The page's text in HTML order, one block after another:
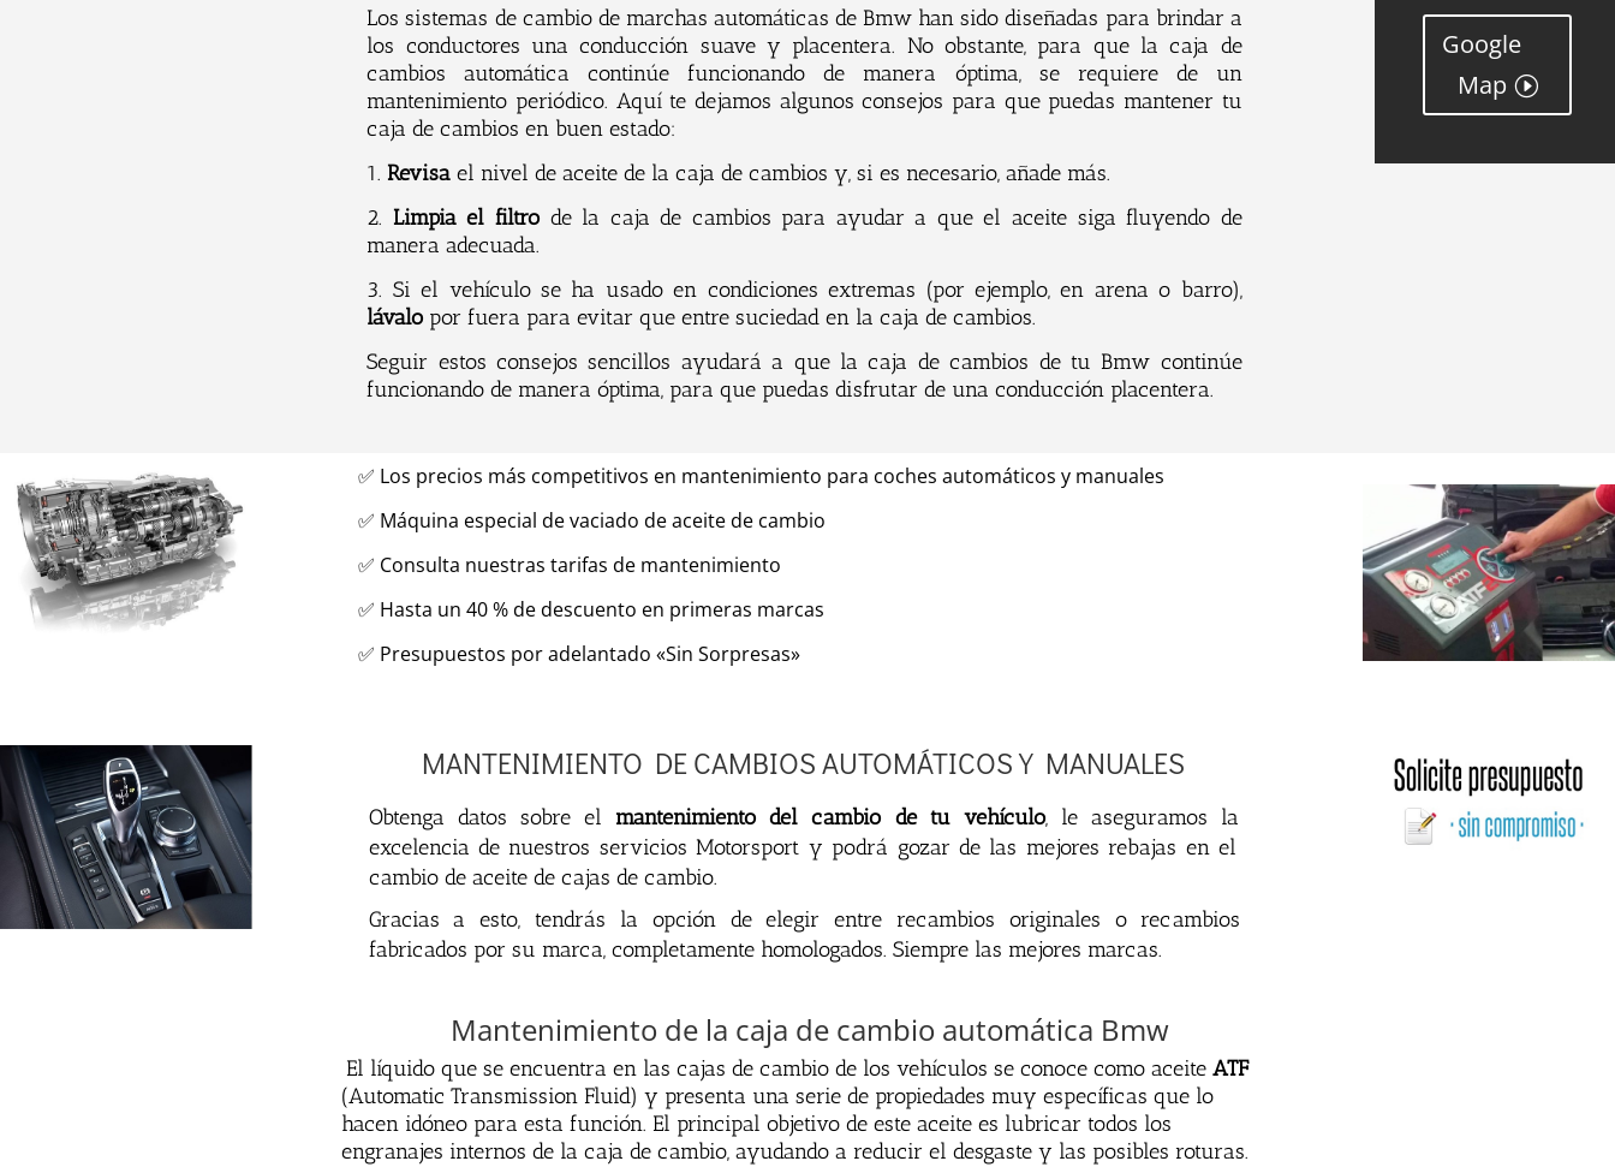
Los sistemas decambiodemarchas automáticas de Bmw han sido diseñadas para brindar a
los conductores una conducción suave y placentera. No obstante, para que la caja de
cambios automática continúe funcionando de manera óptima, se requiere de un
mantenimiento periódico. Aquí te dejamos algunos consejos para que puedas mantener tu
caja de cambios en buen estado:
1. Revisa el nivel de aceite de la caja de cambios y, si es necesario, añade más.
2. Limpia el filtrode la caja de cambios para ayudar a que el aceite siga fluyendo de
manera adecuada.
3. Si el vehículo se ha usado en condiciones extremas (por ejemplo, en arena o barro),
lávalo por fuera para evitar que entre suciedad en la caja de cambios.
Seguir estos consejos sencillos ayudará a que la caja de cambios de tu Bmw continúe
funcionando de manera óptima, para que puedas disfrutar de una conducción placentera.
Google
Map
✅ Los precios más competitivos en mantenimiento para coches automáticos y manuales
✅ Máquina especial de vaciado de aceite de cambio
✅ Consulta nuestras tarifas de mantenimiento
✅ Hasta un 40 % de descuento en primeras marcas
✅ Presupuestos por adelantado «Sin Sorpresas»
MANTENIMIENTO DE CAMBIOS AUTOMÁTICOS Y MANUALES
Obtenga datos sobreel mantenimiento del cambio de tu vehículo,le aseguramos la
excelencia denuestros servicios Motorsport y podrá gozar delas mejores rebajas enel
cambiodeaceitedecajas decambio.
Gracias a esto, tendrás la opcióndeelegir entre recambios originales orecambios
fabricados por su marca,completamentehomologados. Siemprelas mejores marcas.
Mantenimiento de la caja de cambio automática Bmw
El líquidoqueseencuentra enlas cajas decambiodelos vehículos seconocecomoaceiteATF
(Automatic TransmissionFluid) y presenta una seriedepropiedades muy específicas quelo
hacenidóneopara esta función. El principal objetivodeesteaceitees lubricar todos los
engranajes internos dela caja decambio,ayudandoa reducir el desgastey las posibles roturas.